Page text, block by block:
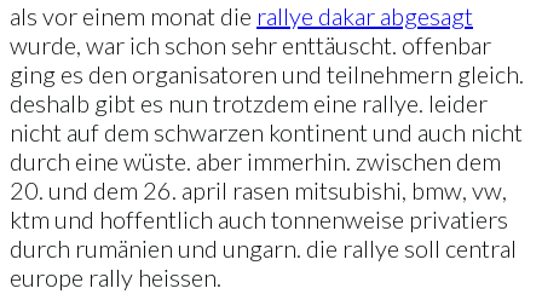
als vor einem monat die rallye dakar abgesagt
wurde, war ich schon sehr enttäuscht. offenbar
ging es den organisatoren und teilnehmern gleich.
deshalb gibt es nun trotzdem eine rallye. leider
nicht auf dem schwarzen kontinent und auch nicht
durch eine wüste. aber immerhin. zwischen dem
20. und dem 26. april rasen mitsubishi, bmw, vw,
ktm und hoffentlich auch tonnenweise privatiers
durch rumänien und ungarn. die rallye soll central
europe rally heissen.